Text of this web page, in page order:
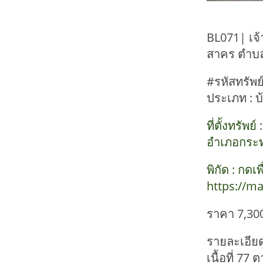
BL071| เ
สาคร ตำบ
#รหัสทรัพ
ประเภท :
ที่ตั้งทรัพย์
อำเภอกร
พิกัด : กดเ
https://
ราคา
รายละเอี
เนื้อที่ 77 ต